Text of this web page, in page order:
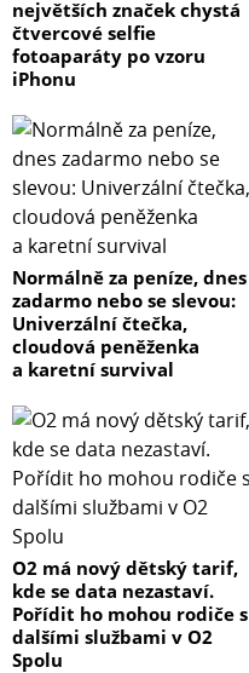
největších značek chystá
čtvercové selfie
fotoaparáty po vzoru
iPhonu
Normálně za peníze, dnes
zadarmo nebo se slevou:
Univerzální čtečka,
cloudová peněženka
a karetní survival
O2 má nový dětský tarif,
kde se data nezastaví.
Pořídit ho mohou rodiče s
dalšími službami v O2
Spolu